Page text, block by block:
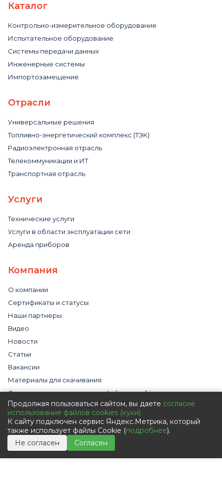
Каталог
Контрольно-измерительное оборудование
Испытательное оборудование
Системы передачи данных
Инженерные системы
Импортозамещение
Отрасли
Универсальные решения
Топливно-энергетический комплекс (ТЭК)
Радиоэлектронная отрасль
Телекоммуникации и ИТ
Транспортная отрасль
Услуги
Технические услуги
Услуги в области эксплуатации сети
Аренда приборов
Компания
О компании
Сертификаты и статусы
Наши партнеры
Видео
Новости
Статьи
Вакансии
Материалы для скачивания
Cогласие на использование файлов cookies
Обработка персональных данных с помощью сервиса
«Яндекс.Метрика»
Политика в отношении обработки персональных данных
Пользовательское соглашение
Согласие на обработку персональных данных
Продолжая пользоваться сайтом, вы даете согласие
использование файлов cookies (куки)
К сайту подключен сервис Яндекс.Метрика, который
также использует файлы Cookie (подробнее).
Не согласен
Согласен